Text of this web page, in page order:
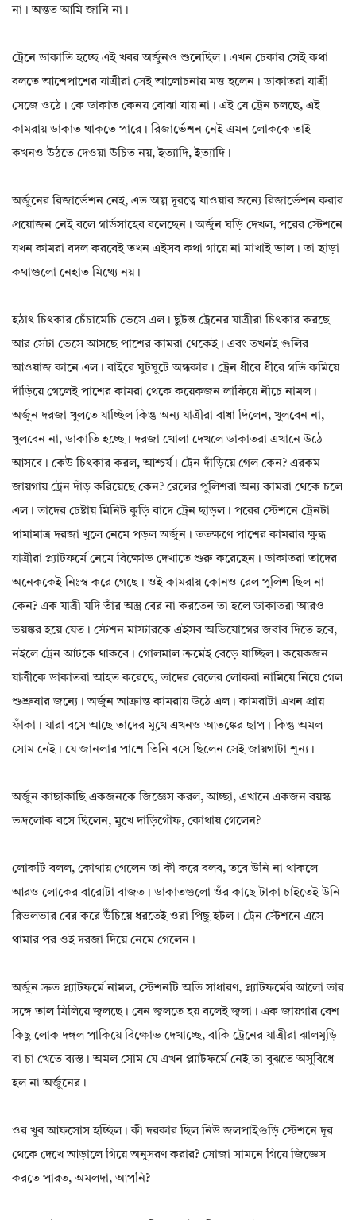
না। অন্তত আমি জানি না।
ট্রেনে ডাকাতি হচ্ছে এই খবর অর্জুনও শুনেছিল। এখন চেকার সেই কথা
বলতে আশেপাশের যাত্রীরা সেই আলোচনায় মত্ত হলেন। ডাকাতরা যাত্রী
সেজে ওঠে। কে ডাকাত কেনয় বোঝা যায় না। এই যে ট্রেন চলছে, এই
কামরায় ডাকাত থাকতে পারে। রিজার্ভেশন নেই এমন লোককে তাই
কখনও উঠতে দেওয়া উচিত নয়, ইত্যাদি, ইত্যাদি।
অর্জুনের রিজার্ভেশন নেই, এত অল্প দূরত্বে যাওয়ার জন্যে রিজার্ভেশন করার
প্রয়োজন নেই বলে গার্ডসাহেব বলেছেন। অর্জুন ঘড়ি দেখল, পরের স্টেশনে
যখন কামরা বদল করবেই তখন এইসব কথা গায়ে না মাখাই ভাল। তা ছাড়া
কথাগুলো নেহাত মিথ্যে নয়।
হঠাৎ চিৎকার চেঁচামেচি ভেসে এল। ছুটন্ত ট্রেনের যাত্রীরা চিৎকার করছে
আর সেটা ভেসে আসছে পাশের কামরা থেকেই। এবং তখনই গুলির
আওয়াজ কানে এল। বাইরে ঘুটঘুটে অন্ধকার। ট্রেন ধীরে ধীরে গতি কমিয়ে
দাঁড়িয়ে গেলেই পাশের কামরা থেকে কয়েকজন লাফিয়ে নীচে নামল।
অর্জুন দরজা খুলতে যাচ্ছিল কিন্তু অন্য যাত্রীরা বাধা দিলেন, খুলবেন না,
খুলবেন না, ডাকাতি হচ্ছে। দরজা খোলা দেখলে ডাকাতরা এখানে উঠে
আসবে। কেউ চিৎকার করল, আশ্চর্য। ট্রেন দাঁড়িয়ে গেল কেন? এরকম
জায়গায় ট্রেন দাঁড় করিয়েছে কেন? রেলের পুলিশরা অন্য কামরা থেকে চলে
এল। তাদের চেষ্টায় মিনিট কুড়ি বাদে ট্রেন ছাড়ল। পরের স্টেশনে ট্রেনটা
থামামাত্র দরজা খুলে নেমে পড়ল অর্জুন। ততক্ষণে পাশের কামরার ক্ষুব্ধ
যাত্রীরা প্ল্যাটফর্মে নেমে বিক্ষোভ দেখাতে শুরু করেছেন। ডাকাতরা তাদের
অনেককেই নিঃস্ব করে গেছে। ওই কামরায় কোনও রেল পুলিশ ছিল না
কেন? এক যাত্রী যদি তাঁর অস্ত্র বের না করতেন তা হলে ডাকাতরা আরও
ভয়ঙ্কর হয়ে যেত। স্টেশন মাস্টারকে এইসব অভিযোগের জবাব দিতে হবে,
নইলে ট্রেন আটকে থাকবে। গোলমাল ক্রমেই বেড়ে যাচ্ছিল। কয়েকজন
যাত্রীকে ডাকাতরা আহত করেছে, তাদের রেলের লোকরা নামিয়ে নিয়ে গেল
শুশ্রুষার জন্যে। অর্জুন আক্রান্ত কামরায় উঠে এল। কামরাটা এখন প্রায়
ফাঁকা। যারা বসে আছে তাদের মুখে এখনও আতঙ্কের ছাপ। কিন্তু অমল
সোম নেই। যে জানলার পাশে তিনি বসে ছিলেন সেই জায়গাটা শূন্য।
অর্জুন কাছাকাছি একজনকে জিজ্ঞেস করল, আচ্ছা, এখানে একজন বয়স্ক
ভদ্রলোক বসে ছিলেন, মুখে দাড়িগোঁফ, কোথায় গেলেন?
লোকটি বলল, কোথায় গেলেন তা কী করে বলব, তবে উনি না থাকলে
আরও লোকের বারোটা বাজত। ডাকাতগুলো ওঁর কাছে টাকা চাইতেই উনি
রিভলভার বের করে উঁচিয়ে ধরতেই ওরা পিছু হটল। ট্রেন স্টেশনে এসে
থামার পর ওই দরজা দিয়ে নেমে গেলেন।
অর্জুন দ্রুত প্ল্যাটফর্মে নামল, স্টেশনটি অতি সাধারণ, প্ল্যাটফর্মের আলো তার
সঙ্গে তাল মিলিয়ে জ্বলছে। যেন জ্বলতে হয় বলেই জ্বলা। এক জায়গায় বেশ
কিছু লোক দঙ্গল পাকিয়ে বিক্ষোভ দেখাচ্ছে, বাকি ট্রেনের যাত্রীরা ঝালমুড়ি
বা চা খেতে ব্যস্ত। অমল সোম যে এখন প্ল্যাটফর্মে নেই তা বুঝতে অসুবিধে
হল না অর্জুনের।
ওর খুব আফসোস হচ্ছিল। কী দরকার ছিল নিউ জলপাইগুড়ি স্টেশনে দূর
থেকে দেখে আড়ালে গিয়ে অনুসরণ করার? সোজা সামনে গিয়ে জিজ্ঞেস
করতে পারত, অমলদা, আপনি?